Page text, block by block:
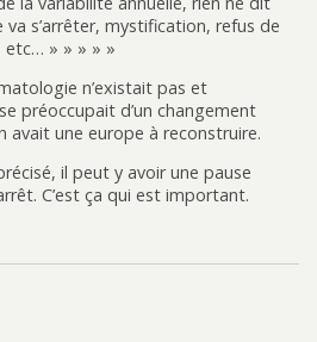
va s’arrêter, mystification, refus de
etc… » » » » »
n’existait pas et
préoccupait d’un changement
avait une europe à reconstruire.
il peut y avoir une pause
C’est ça qui est important.